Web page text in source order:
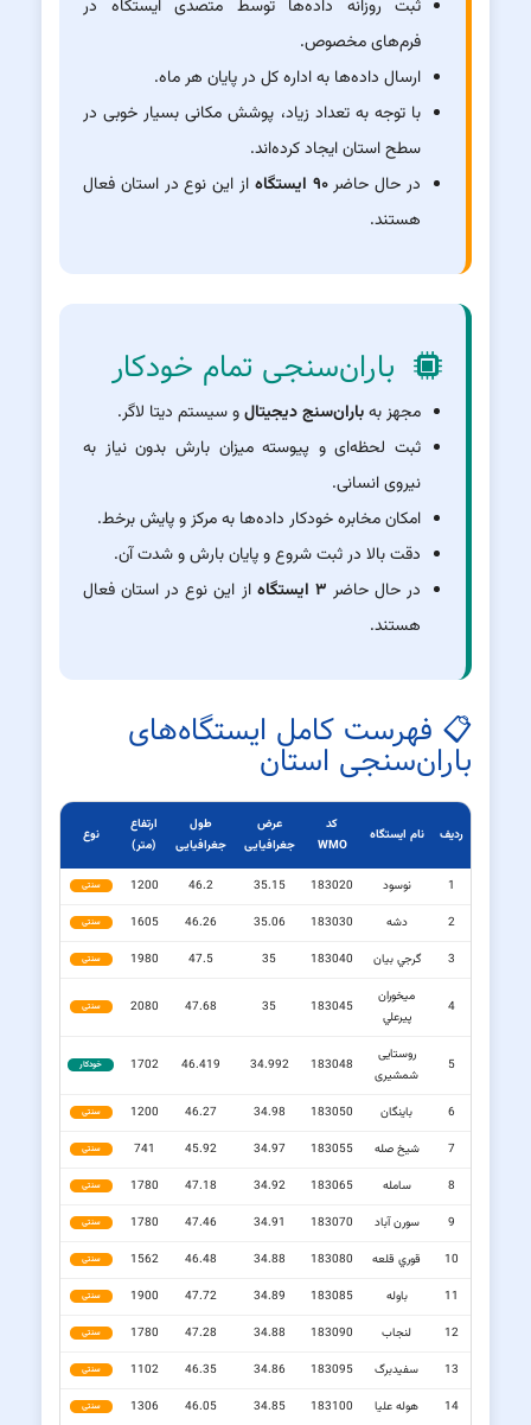
ثبت روزانه داده‌ها توسط متصدی ایستگاه در
فرم‌های مخصوص.
ارسال داده‌ها به اداره کل در پایان هر ماه.
با توجه به تعداد زیاد، پوشش مکانی بسیار خوبی در
سطح استان ایجاد کرده‌اند.
در حال حاضر۹۰ ایستگاه
از این نوع در استان فعال
هستند.
باران‌سنجی تمام خودکار
مجهز بهباران‌سنج دیجیتالو سیستم دیتا لاگر.
ثبت لحظه‌ای و پیوسته میزان بارش بدون نیاز به
نیروی انسانی.
امکان مخابره خودکار داده‌ها به مرکز و پایش برخط.
دقت بالا در ثبت شروع و پایان بارش و شدت آن.
در حال حاضر ۳ ایستگاه
از این نوع در استان فعال
هستند.
📋 فهرست کامل ایستگاه‌های
باران‌سنجی استان
ردیف نام ایستگاه
کد
WMO
عرض
جغرافیایی
طول
جغرافیایی
ارتفاع
(متر)
نوع
1 نوسود 183020
35.15
46.2
1200 سنتی
2 دشه 183030
35.06
46.26
1605 سنتی
3 گرجي بيان 183040
35
47.5
1980 سنتی
4
ميخوران
پيرعلي
183045
35
47.68
2080 سنتی
5
روستایی
شمشیری
183048
34.992
46.419
1702 خودکار
6 باینگان 183050
34.98
46.27
1200 سنتی
7 شيخ صله 183055
34.97
45.92
741 سنتی
8 سامله 183065
34.92
47.18
1780 سنتی
9 سورن آباد 183070
34.91
47.46
1780 سنتی
10 قوري قلعه 183080
34.88
46.48
1562 سنتی
11 باوله 183085
34.89
47.72
1900 سنتی
12 لنجاب 183090
34.88
47.28
1780 سنتی
13 سفيدبرگ 183095
34.86
46.35
1102 سنتی
14 هوله عليا 183100
34.85
46.05
1306 سنتی